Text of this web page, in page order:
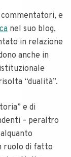
e
nel suo blog,
in relazione
anche in
“dualità”.
e di
– peraltro
ruolo di fatto